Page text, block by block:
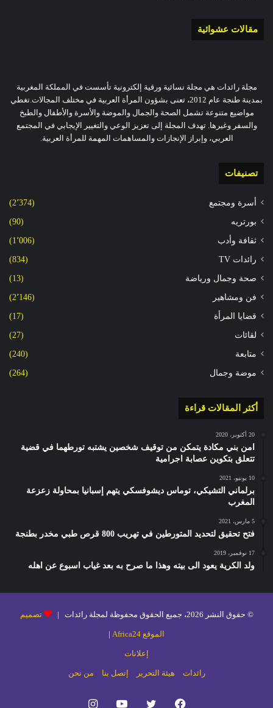
مقالات عشوائية
مجلة رائدات هي مجلة نسائية ورقية إلكترونية تأسست في المملكة المغربية
بمدينة طنجة عام 2012، تعنى بشؤون المرأة العربية في مختلف المجالات.تغطي
مواضيع متنوعة تشمل الصحة والجمال والموضة والأسرة والأطفال والطبخ
والسفر وغيرها. تهدف المجلة إلى تعزيز الوعي والتغيير الإيجابي في المجتمع
العربي، وإبراز الإنجازات والمساهمات المهمة للمرأة العربية.
تصنيفات
أسرة ومجتمع (2٬374)
بورتريه (90)
ثقافة وأدب (1٬006)
رائدات TV (834)
صحة وجمال ورياضة (13)
فن ومشاهير (2٬146)
قضايا المرأة (17)
لقائات (27)
متابعة (240)
موضة وجمال (264)
أكثر المقالات قراءة
20 أكتوبر، 2020
امن بني مكادة يتمكن من توقيف شخصين يشتبه تورطهما في قضية
تتعلق بتكوين عصابة اجرامية
10 يونيو، 2021
برلماني التشيكي، توماس ديشوفسكي يتهم إسبانيا بمحاولة زعزعة
المغرب
5 مارس، 2021
فتح تحقيق لتحديد المتورطين في تهريب 800 قرص طبي مخدر بطنجة
17 نوفمبر، 2019
ولد الكرية يعود الى بيته وهذا ما صرح به بعد غياب اسبوع عن اهله
© حقوق النشر 2026، جميع الحقوق محفوظة لمجلة رائدات | تصميم
الموقع Africa24 |
إعلانات
رائدات هيئة التحرير إتصل بنا من نحن
فيسبوك تويتر يوتيوبانستقرام